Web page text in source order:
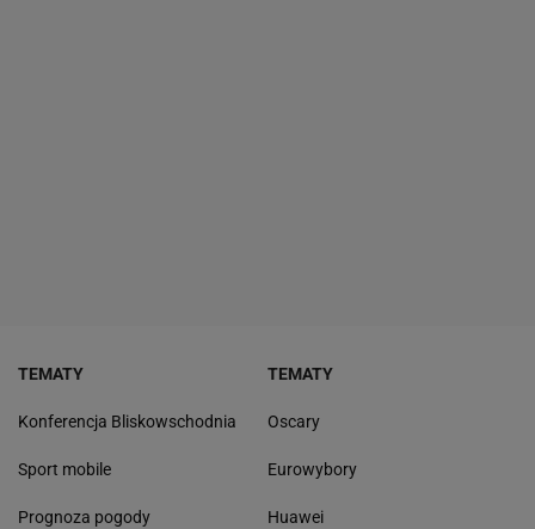
TEMATY
Konferencja Bliskowschodnia
Sport mobile
Prognoza pogody
TEMATY
Oscary
Eurowybory
Huawei